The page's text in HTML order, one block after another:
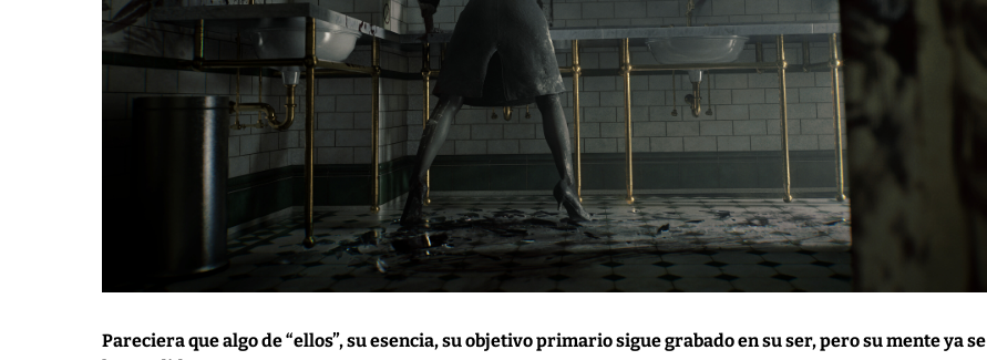
Pareciera que algo de “ellos”, su esencia, su objetivo primario sigue grabado en su ser, pero su mente ya se